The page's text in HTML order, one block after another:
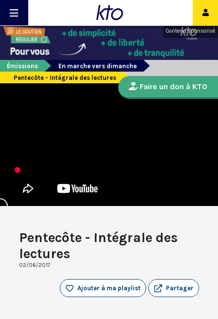
Contenu sponsorisé
Émissions
En marche vers dimanche
Pentecôte - Intégrale des lectures
Pentecôte - Intégrale des
lectures
02/06/2017
Partager
Ajouter à ma playlist
Faire un don à KTO